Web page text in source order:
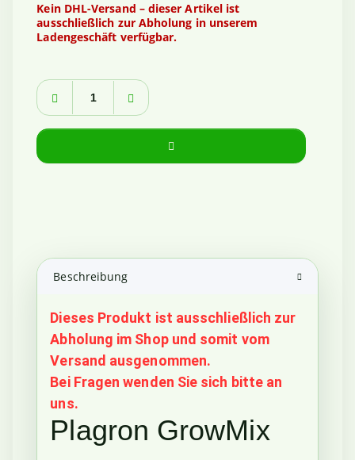
Kein DHL-Versand – dieser Artikel ist
ausschließlich zur Abholung in unserem
Ladengeschäft verfügbar.
Beschreibung
Dieses Produkt ist ausschließlich zur
Abholung im Shop und somit vom
Versand ausgenommen.
Bei Fragen wenden Sie sich bitte an
uns.
Plagron GrowMix